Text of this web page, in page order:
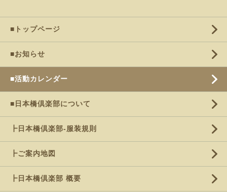
■トップページ
■お知らせ
■活動カレンダー
■日本橋倶楽部について
┣日本橋倶楽部-服装規則
┣ご案内地図
┣日本橋倶楽部 概要